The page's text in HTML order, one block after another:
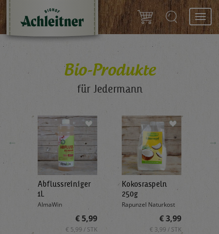
Bio-Produkte
für Jedermann
←
Abflussreiniger
1L
AlmaWin
€ 5,99
€ 5,99 / STK
Kokosraspeln
250g
Rapunzel Naturkost
€ 3,99
€ 3,99 / STK
→